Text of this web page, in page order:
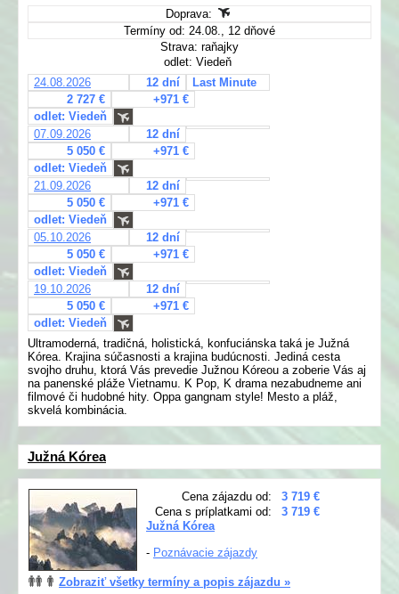
Doprava:
Termíny od: 24.08., 12 dňové
Strava: raňajky
odlet: Viedeň
24.08.2026
12 dní
Last Minute
2 727 €
+971 €
odlet: Viedeň
07.09.2026
12 dní
5 050 €
+971 €
odlet: Viedeň
21.09.2026
12 dní
5 050 €
+971 €
odlet: Viedeň
05.10.2026
12 dní
5 050 €
+971 €
odlet: Viedeň
19.10.2026
12 dní
5 050 €
+971 €
odlet: Viedeň
Ultramoderná, tradičná, holistická, konfuciánska taká je Južná
Kórea. Krajina súčasnosti a krajina budúcnosti. Jediná cesta
svojho druhu, ktorá Vás prevedie Južnou Kóreou a zoberie Vás aj
na panenské pláže Vietnamu. K Pop, K drama nezabudneme ani
filmové či hudobné hity. Oppa gangnam style! Mesto a pláž,
skvelá kombinácia.
Južná Kórea
Cena zájazdu od:
3 719 €
Cena s príplatkami od:
3 719 €
Južná Kórea
- Poznávacie zájazdy
Zobraziť všetky termíny a popis zájazdu »